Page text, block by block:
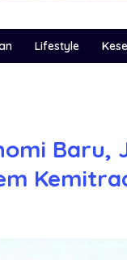
Lifestyle
Baru,